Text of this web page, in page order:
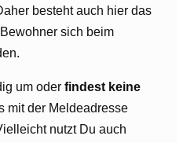
besteht auch hier das
sich beim
um oder findest keine
mit der Meldeadresse
nutzt Du auch